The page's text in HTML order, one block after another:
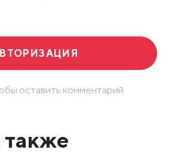
оставить комментарий.
также